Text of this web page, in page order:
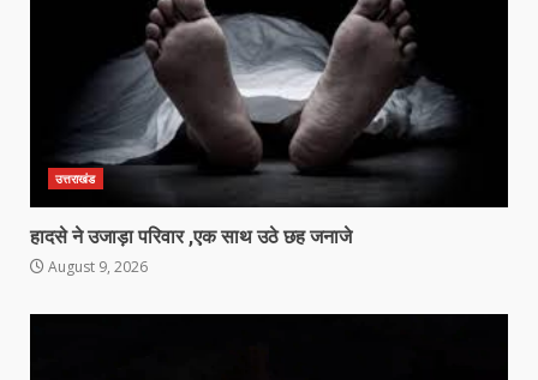
उत्तराखंड
हादसे ने उजाड़ा परिवार ,एक साथ उठे छह जनाजे
August 9, 2026